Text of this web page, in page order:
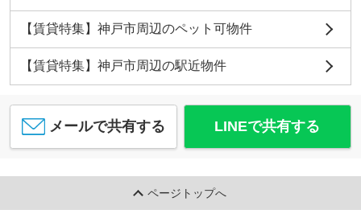
【賃貸特集】神戸市周辺のペット可物件
【賃貸特集】神戸市周辺の駅近物件
メールで共有する LINEで共有する
ページトップへ